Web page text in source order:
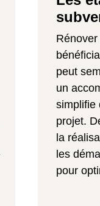
peut
un
simplifie
projet.
la
les
pour